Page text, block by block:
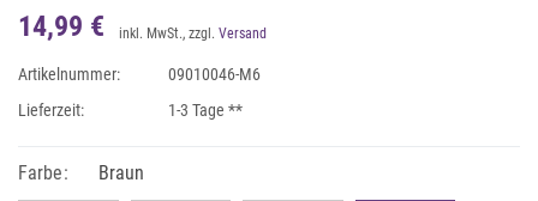
14,99 € inkl. MwSt., zzgl. Versand
Artikelnummer:
09010046-M6
Lieferzeit:
1-3 Tage **
Farbe: Braun